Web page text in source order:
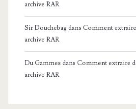
archive RAR
Sir Douchebagdans Comment
archive RAR
Du Gammes dans Comment extraire
archive RAR